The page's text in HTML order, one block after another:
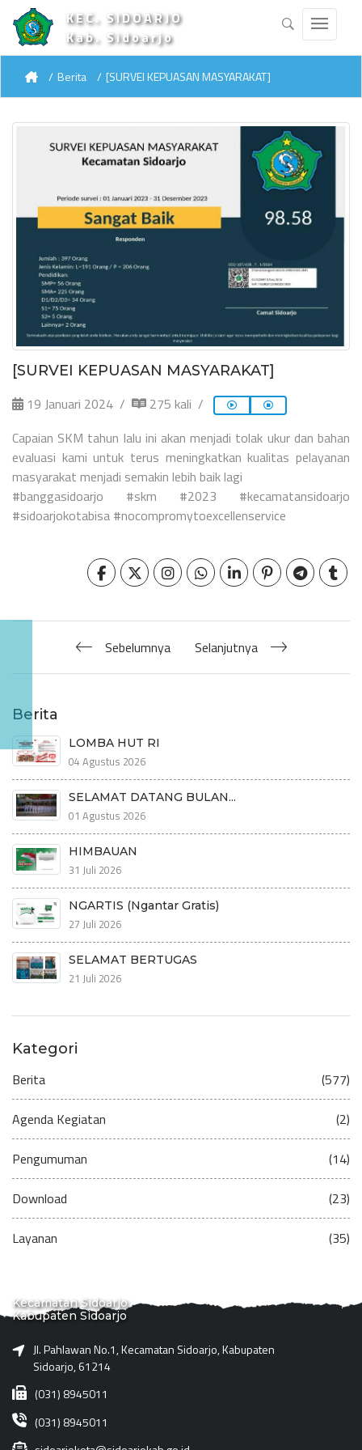
KEC. SIDOARJO
Kab. Sidoarjo
Berita [SURVEI KEPUASAN MASYARAKAT]
[SURVEI KEPUASAN MASYARAKAT]
19 Januari 2024
275 kali
Capaian SKM tahun lalu ini akan menjadi tolak ukur dan bahan
evaluasi kami untuk terus meningkatkan kualitas pelayanan
masyarakat menjadi semakin lebih baik lagi
#banggasidoarjo #skm #2023 #kecamatansidoarjo
#sidoarjokotabisa #nocompromytoexcellenservice
Sebelumnya Selanjutnya
Berita
LOMBA HUT RI
04 Agustus 2026
SELAMAT DATANG BULAN...
01 Agustus 2026
HIMBAUAN
31 Juli 2026
NGARTIS (Ngantar Gratis)
27 Juli 2026
SELAMAT BERTUGAS
21 Juli 2026
Kategori
Berita (577)
Agenda Kegiatan (2)
Pengumuman (14)
Download (23)
Layanan (35)
Kecamatan Sidoarjo
Kabupaten Sidoarjo
Jl. Pahlawan No.1, Kecamatan Sidoarjo, Kabupaten
Sidoarjo, 61214
(031) 8945011
(031) 8945011